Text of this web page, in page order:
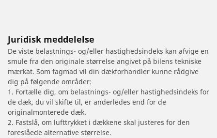
Juridisk meddelelse
De viste belastnings- og/eller hastighedsindeks kan afvige en
smule fra den originale størrelse angivet på bilens tekniske
mærkat. Som fagmad vil din dækforhandler kunne rådgive
dig på følgende områder:
1. Fortælle dig, om belastnings- og/eller hastighedsindeks for
de dæk, du vil skifte til, er anderledes end for de
originalmonterede dæk.
2. Fastslå, om lufttrykket i dækkene skal justeres for den
foreslåede alternative størrelse.